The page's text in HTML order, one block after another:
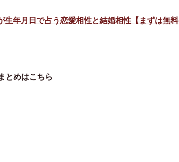
生年月日で占う恋愛相性と結婚相性【まずは無料
とめはこちら